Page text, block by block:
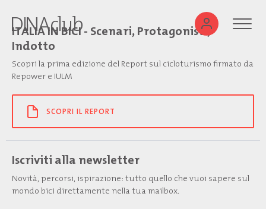
ITALIA IN BICI - Scenari, Protagonisti,
Indotto
Scopri la prima edizione del Report sul cicloturismo firmato da
Repower e IULM
SCOPRI IL REPORT
Iscriviti alla newsletter
Novità, percorsi, ispirazione: tutto quello che vuoi sapere sul
mondo bici direttamente nella tua mailbox.